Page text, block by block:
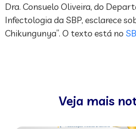
Dra. Consuelo Oliveira, do
Infectologia da SBP, esclarece
Chikungunya”. O texto está no
Veja mais